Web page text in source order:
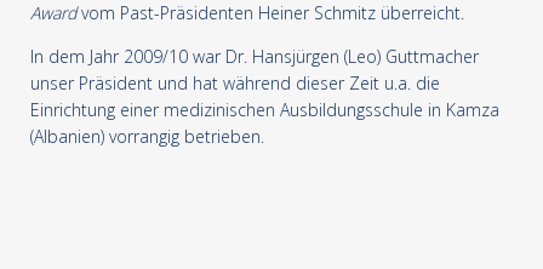
Awardvom Past-Präsidenten Heiner Schmitz überreicht.
In dem Jahr 2009/10 war Dr. Hansjürgen (Leo) Guttmacher
unser Präsident und hat während dieser Zeit u.a. die
Einrichtung einer medizinischen Ausbildungsschule in Kamza
(Albanien) vorrangig betrieben.